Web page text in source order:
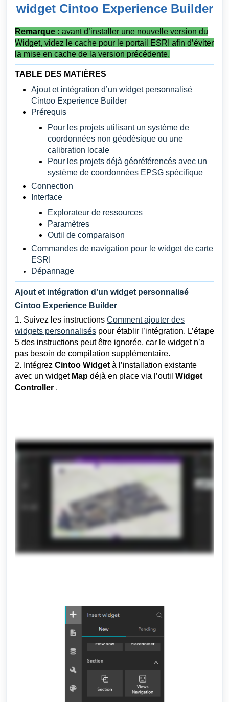
widget Cintoo Experience Builder
Remarque : avant d’installer une nouvelle version du
Widget, videz le cache pour le portail ESRI afin d’éviter
la mise en cache de la version précédente.
TABLE DES MATIÈRES
Ajout et intégration d’un widget personnalisé
Cintoo Experience Builder
Prérequis
Pour les projets utilisant un système de
coordonnées non géodésique ou une
calibration locale
Pour les projets déjà géoréférencés avec un
système de coordonnées EPSG spécifique
Connection
Interface
Explorateur de ressources
Paramètres
Outil de comparaison
Commandes de navigation pour le widget de carte
ESRI
Dépannage
Ajout et intégration d’un widget personnalisé
Cintoo Experience Builder
1. Suivez les instructions Comment ajouter des
widgets personnalisés pour établir l’intégration. L’étape
5 des instructions peut être ignorée, car le widget n’a
pas besoin de compilation supplémentaire.
2. Intégrez Cintoo Widget à l’installation existante
avec un widget Map déjà en place via l’outil Widget
Controller .